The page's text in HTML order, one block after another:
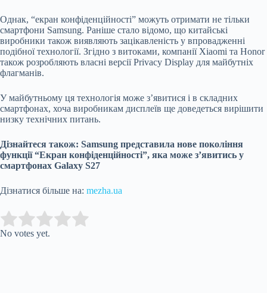
Однак, “екран конфіденційності” можуть отримати не тільки
смартфони Samsung. Раніше стало відомо, що китайські
виробники також виявляють зацікавленість у впровадженні
подібної технології. Згідно з витоками, компанії Xiaomi та Honor
також розробляють власні версії Privacy Display для майбутніх
флагманів.
У майбутньому ця технологія може з’явитися і в складних
смартфонах, хоча виробникам дисплеїв ще доведеться вирішити
низку технічних питань.
Дізнайтеся також: Samsung представила нове покоління
функції “Екран конфіденційності”, яка може з’явитись у
смартфонах Galaxy S27
Дізнатися більше на: mezha.ua
Rate this item:
No votes yet.